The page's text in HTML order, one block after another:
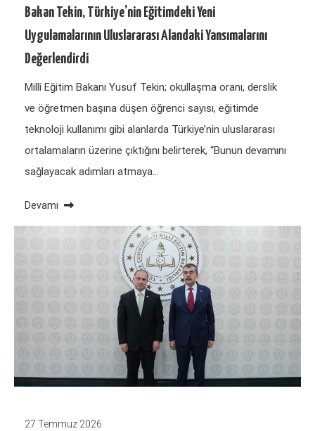
Bakan Tekin, Türkiye’nin Eğitimdeki Yeni
Uygulamalarının Uluslararası Alandaki Yansımalarını
Değerlendirdi
Millî Eğitim Bakanı Yusuf Tekin; okullaşma oranı, derslik
ve öğretmen başına düşen öğrenci sayısı, eğitimde
teknoloji kullanımı gibi alanlarda Türkiye’nin uluslararası
ortalamaların üzerine çıktığını belirterek, “Bunun devamını
sağlayacak adımları atmaya…
Devamı
27 Temmuz 2026